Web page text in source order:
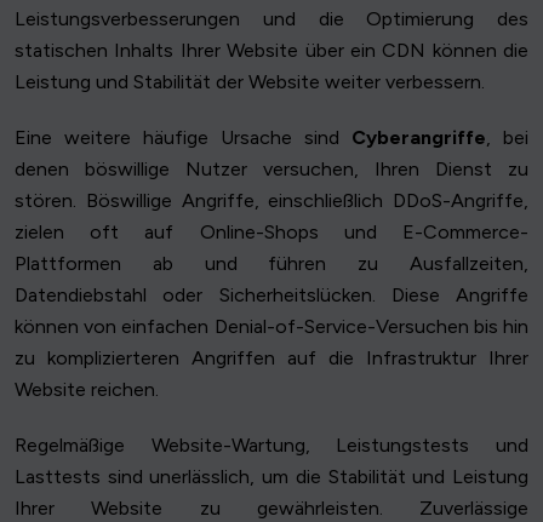
Leistungsverbesserungen und die Optimierung des
statischen Inhalts Ihrer Website über ein CDN können die
Leistung und Stabilität der Website weiter verbessern.
Eine weitere häufige Ursache sind Cyberangriffe, bei
denen böswillige Nutzer versuchen, Ihren Dienst zu
stören. Böswillige Angriffe, einschließlich DDoS-Angriffe,
zielen oft auf Online-Shops und E-Commerce-
Plattformen ab und führen zu Ausfallzeiten,
Datendiebstahl oder Sicherheitslücken. Diese Angriffe
können von einfachen Denial-of-Service-Versuchen bis hin
zu komplizierteren Angriffen auf die Infrastruktur Ihrer
Website reichen.
Regelmäßige Website-Wartung, Leistungstests und
Lasttests sind unerlässlich, um die Stabilität und Leistung
Ihrer Website zu gewährleisten. Zuverlässige